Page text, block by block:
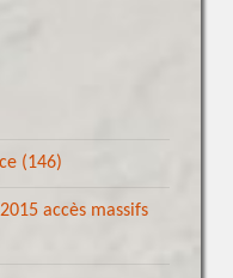
(146)
accès massifs